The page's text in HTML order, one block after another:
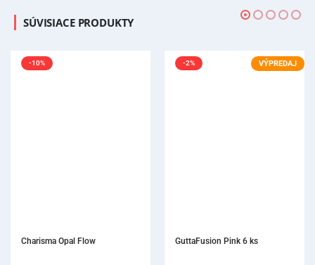
SÚVISIACE PRODUKTY
-10%
Charisma Opal Flow
VÝPREDAJ
-2%
GuttaFusion Pink 6 ks